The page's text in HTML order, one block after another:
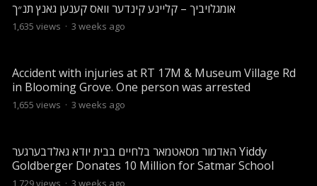
אומגלויביך – קליינע קינדער וואס קענען גאנץ תנ״ך
1,635 views · 3 weeks ago
Accident with injuries at RT 17M & Museum Village Rd
in Blooming Grove. One person was arrested
1,655 views · 3 weeks ago
האדמור מסאטמאר בלחיים בבית יודא גאלדבערגער Yiddy
Goldberger Donates 10 Million for Satmar School
1,729views · 3 weeks ago